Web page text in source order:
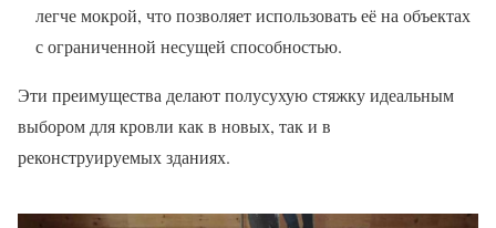
легче мокрой, что позволяет использовать её на объектах
с ограниченной несущей способностью.
Эти преимущества делают полусухую стяжку идеальным
выбором для кровли как в новых, так и в
реконструируемых зданиях.